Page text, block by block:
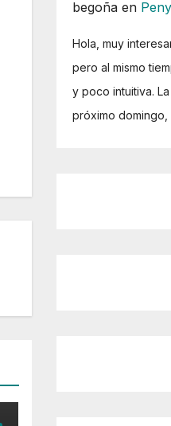
begoñaen
Hola, muy
pero al mismo
y poco intuitiva.
próximo domingo,